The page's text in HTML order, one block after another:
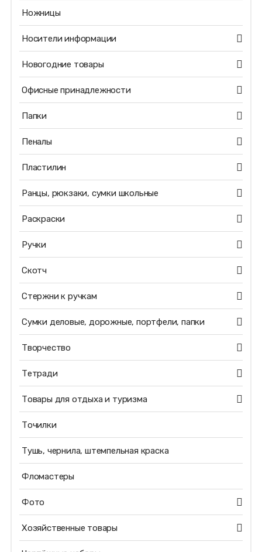
Ножницы
Носители информации
Новогодние товары
Офисные принадлежности
Папки
Пеналы
Пластилин
Ранцы, рюкзаки, сумки школьные
Раскраски
Ручки
Скотч
Стержни к ручкам
Сумки деловые, дорожные, портфели, папки
Творчество
Тетради
Товары для отдыха и туризма
Точилки
Тушь, чернила, штемпельная краска
Фломастеры
Фото
Хозяйственные товары